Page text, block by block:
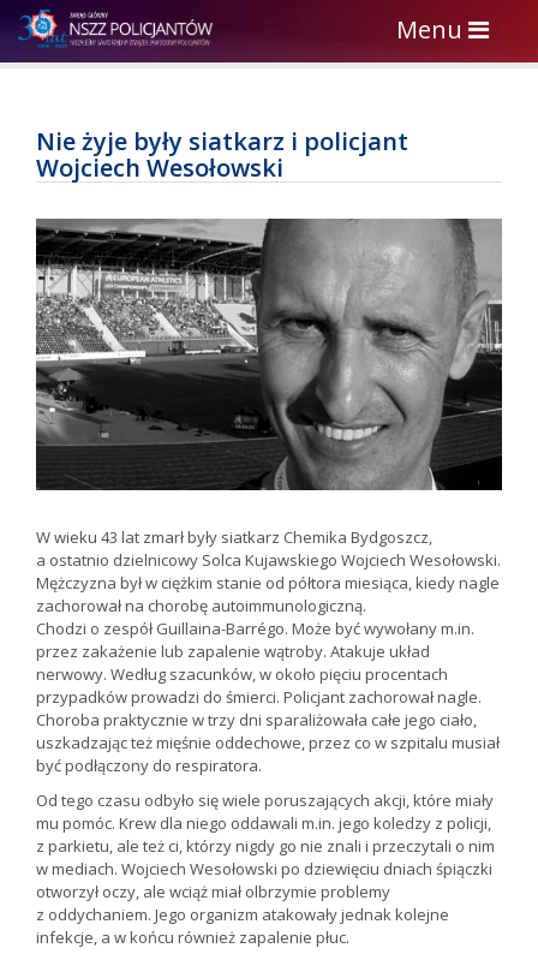
Toggle
navigation
Menu
Nie żyje były siatkarz i policjant
Wojciech Wesołowski
W wieku 43 lat zmarł były siatkarz Chemika Bydgoszcz,
a ostatnio dzielnicowy Solca Kujawskiego Wojciech Wesołowski.
Mężczyzna był w ciężkim stanie od półtora miesiąca, kiedy nagle
zachorował na chorobę autoimmunologiczną.
Chodzi o zespół Guillaina-Barrégo. Może być wywołany m.in.
przez zakażenie lub zapalenie wątroby. Atakuje układ
nerwowy. Według szacunków, w około pięciu procentach
przypadków prowadzi do śmierci. Policjant zachorował nagle.
Choroba praktycznie w trzy dni sparaliżowała całe jego ciało,
uszkadzając też mięśnie oddechowe, przez co w szpitalu musiał
być podłączony do respiratora.
Od tego czasu odbyło się wiele poruszających akcji, które miały
mu pomóc. Krew dla niego oddawali m.in. jego koledzy z policji,
z parkietu, ale też ci, którzy nigdy go nie znali i przeczytali o nim
w mediach. Wojciech Wesołowski po dziewięciu dniach śpiączki
otworzył oczy, ale wciąż miał olbrzymie problemy
z oddychaniem. Jego organizm atakowały jednak kolejne
infekcje, a w końcu również zapalenie płuc.